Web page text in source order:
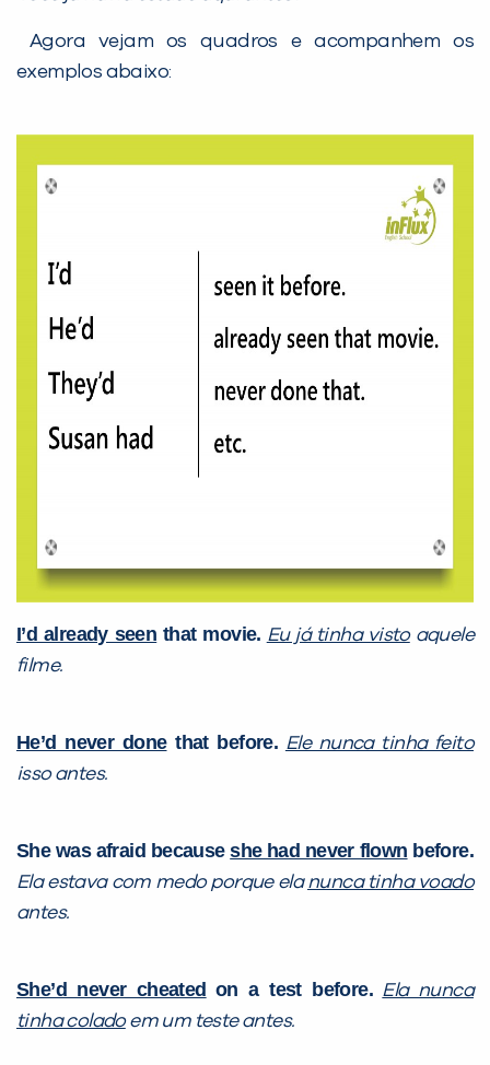
Agora vejam os quadros e acompanhem os
exemplos abaixo:
I’d already seen that movie. Eu já tinha vistoaquele
filme.
He’d never donethat before. Ele nunca tinha feito
isso antes.
She was afraid becauseshe had never flown before.
Ela estava com medo porque elanunca tinha voado
antes.
She’d never cheated on a test before. Ela nunca
tinha coladoem um teste antes.
Você é aluno inFlux?
Não
VOLTAR